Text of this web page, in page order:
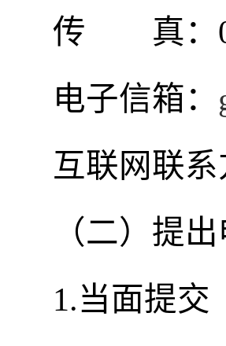
传 真：
电子信箱：
互联网联系
（二）提
1.当面提交